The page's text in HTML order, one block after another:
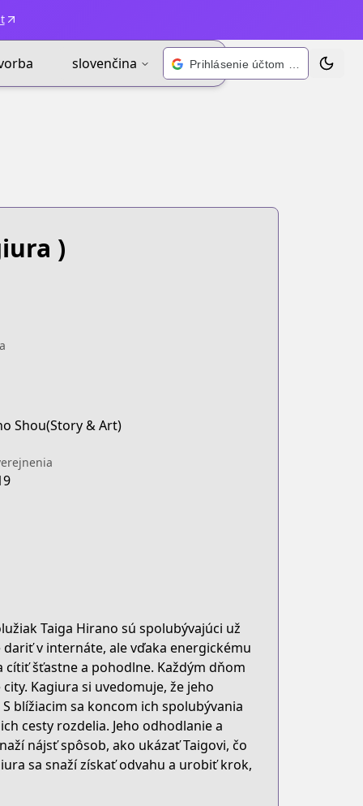
slovenčina Zmeniť
)
Shou(Story & Art)
Taiga Hirano sú spolubývajúci už
v internáte, ale vďaka energickému
šťastne a pohodlne. Každým dňom
Kagiura si uvedomuje, že jeho
blížiacim sa koncom ich spolubývania
cesty rozdelia. Jeho odhodlanie a
nájsť spôsob, ako ukázať Taigovi, čo
sa snaží získať odvahu a urobiť krok,